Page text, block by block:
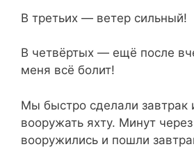
В третьих — ветер сильный!
В четвёртых — ещё после
меня всё болит!
Мы быстро сделали завтрак
вооружать яхту. Минут
вооружились и пошли